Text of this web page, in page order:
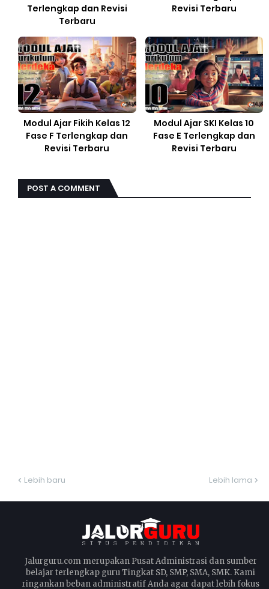
Terlengkap dan Revisi
Terbaru
Revisi Terbaru
Modul Ajar Fikih Kelas 12
Fase F Terlengkap dan
Revisi Terbaru
Modul Ajar SKI Kelas 10
Fase E Terlengkap dan
Revisi Terbaru
POST A COMMENT
Lebih baru Lebih lama
Jalurguru.com merupakan Pusat Administrasi dan sumber
belajar terlengkap guru Tingkat SD, SMP, SMA, SMK. Kami
ringankan beban administratif Anda agar dapat lebih fokus